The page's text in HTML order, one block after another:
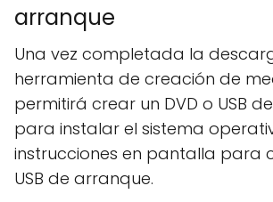
arranque
Una vez completada la
herramienta de creación de
permitirá crear un DVD o USB
para instalar el sistema
instrucciones en pantalla para
USB de arranque.